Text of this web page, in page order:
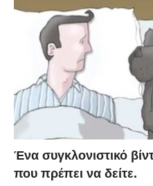
Ένα συγκλονιστικό
που πρέπει να δείτε.